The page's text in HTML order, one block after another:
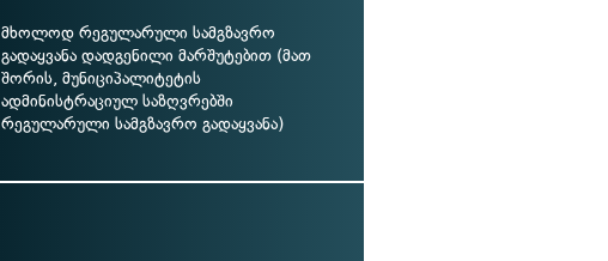
მხოლოდ რეგულარული სამგზავრო
გადაყვანა დადგენილი მარშუტებით (მათ
შორის, მუნიციპალიტეტის
ადმინისტრაციულ საზღვრებში
რეგულარული სამგზავრო გადაყვანა)